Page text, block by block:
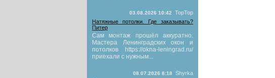
03.08.2026 10:42
TopTop
Натяжные потолки. Где заказывать?
Питер
Сам монтаж прошёл аккуратно.
Мастера Ленинградских окон и
потолков https://okna-leningrad.ru/
приехали с нужным...
08.07.2026 8:18
Shyrka